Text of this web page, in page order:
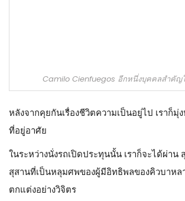
Camilo Cienfuegos อีกหนึ่งบุคคลสำคัญ
หลังจากคุยกันเรื่องชีวิตความเป็นอยู่ไป เราก็มุ่
ที่อยู่อาศัย
ในระหว่างนั่งรถเปิดประทุนนั้น เราก็จะได้ผ่าน
สุสานที่เป็นหลุมศพของผู้มีอิทธิพลของคิวบาหล
ตกแต่งอย่างวิจิตร